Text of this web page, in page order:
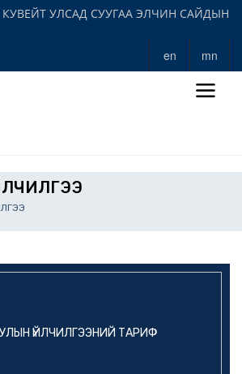
УЛСАД СУУГАА ЭЛЧИН САЙДЫН
en mn
ҮЙЛЧИЛГЭЭНИЙ ТАРИФ